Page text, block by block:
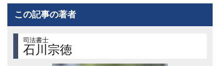
この記事の著者
司法書士
石川宗徳